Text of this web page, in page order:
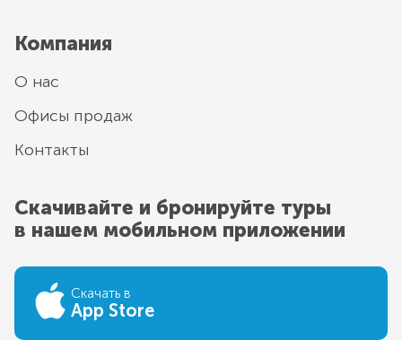
Компания
О нас
Офисы продаж
Контакты
Скачивайте и бронируйте туры
в нашем мобильном приложении
Скачать в
App Store